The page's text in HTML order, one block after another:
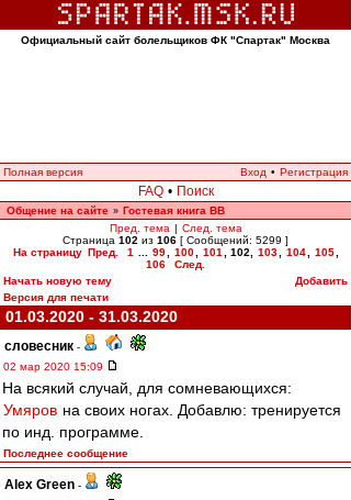
Официальный сайт болельщиков ФК "Спартак" Москва
Полная версия Вход • Регистрация
FAQ • Поиск
Общение на сайте » Гостевая книга ВВ
Пред. тема | След. тема
Страница 102 из 106 [ Сообщений: 5299 ]
На страницу Пред. 1 99 100 101 102 103 104 105
106
След.
Начать новую тему
Добавить
Версия для печати
01.03.2020 - 31.03.2020
словесник -
02 мар 2020 15:09
На всякий случай, для сомневающихся:
Умяров на своих ногах. Добавлю: тренируется
по инд. программе.
Последнее сообщение
Alex Green -